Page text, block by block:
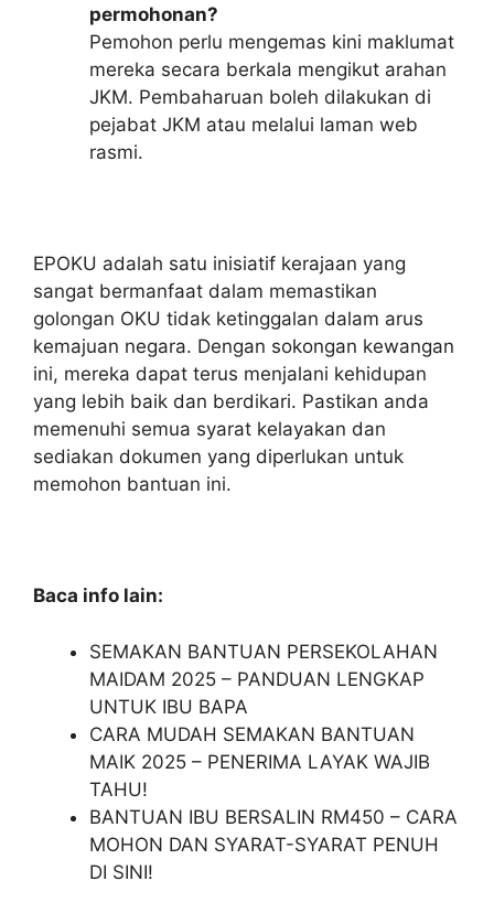
permohonan?
Pemohon perlu mengemas kini maklumat
mereka secara berkala mengikut arahan
JKM. Pembaharuan boleh dilakukan di
pejabat JKM atau melalui laman web
rasmi.
EPOKU adalah satu inisiatif kerajaan yang
sangat bermanfaat dalam memastikan
golongan OKU tidak ketinggalan dalam arus
kemajuan negara. Dengan sokongan kewangan
ini, mereka dapat terus menjalani kehidupan
yang lebih baik dan berdikari. Pastikan anda
memenuhi semua syarat kelayakan dan
sediakan dokumen yang diperlukan untuk
memohon bantuan ini.
Baca info lain:
SEMAKAN BANTUAN PERSEKOLAHAN
MAIDAM 2025 – PANDUAN LENGKAP
UNTUK IBU BAPA
CARA MUDAH SEMAKAN BANTUAN
MAIK 2025 – PENERIMA LAYAK WAJIB
TAHU!
BANTUAN IBU BERSALIN RM450 – CARA
MOHON DAN SYARAT-SYARAT PENUH
DI SINI!